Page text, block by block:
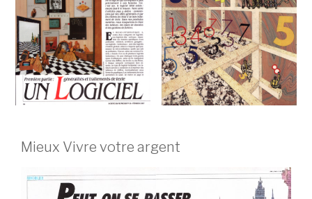
Mieux Vivre votre argent